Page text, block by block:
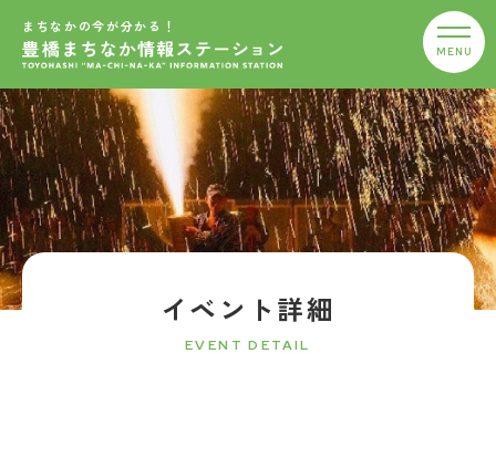
まちなかの今が分かる！
イベント詳細
EVENT DETAIL